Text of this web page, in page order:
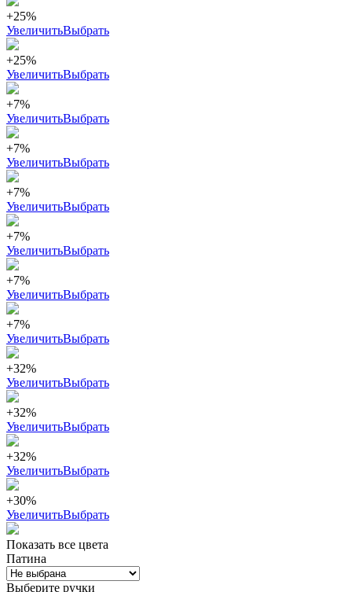
+25%
УвеличитьВыбрать
+25%
УвеличитьВыбрать
+7%
УвеличитьВыбрать
+7%
УвеличитьВыбрать
+7%
УвеличитьВыбрать
+7%
УвеличитьВыбрать
+7%
УвеличитьВыбрать
+7%
УвеличитьВыбрать
+32%
УвеличитьВыбрать
+32%
УвеличитьВыбрать
+32%
УвеличитьВыбрать
+30%
УвеличитьВыбрать
Показать все цвета
Патина
Выберите ручки